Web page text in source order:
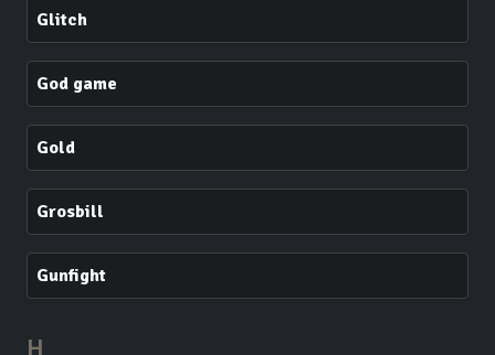
Glitch
God game
Gold
Grosbill
Gunfight